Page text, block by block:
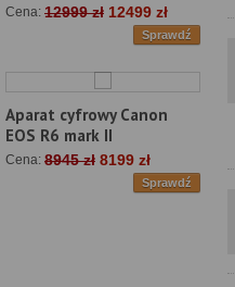
Cena: 12999 zł 12499 zł
Sprawdź
Aparat cyfrowy Canon
EOS R6 mark II
Cena: 8945 zł 8199 zł
Sprawdź